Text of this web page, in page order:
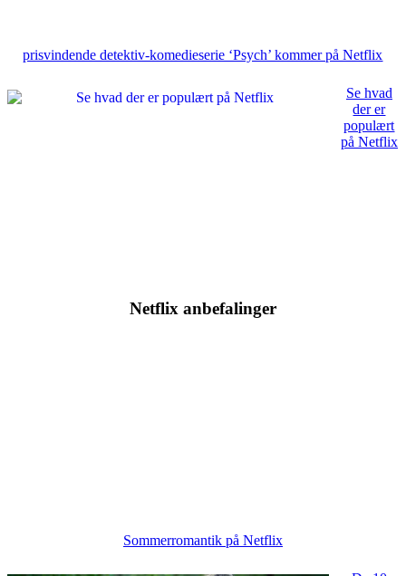
prisvindende detektiv-komedieserie ‘Psych’ kommer på Netflix
Se hvad
der er
populært
på Netflix
Netflix anbefalinger
Sommerromantik på Netflix